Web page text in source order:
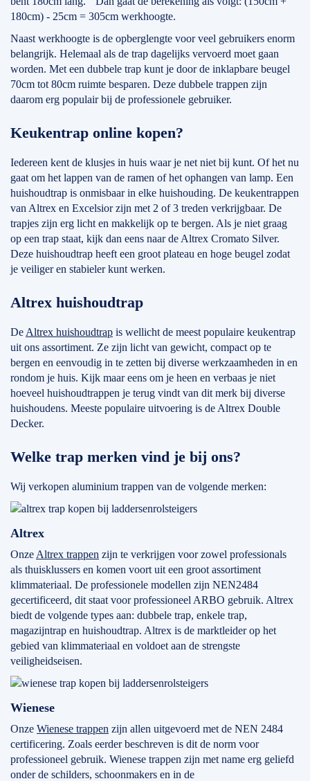
180cm) - 25cm = 305cm werkhoogte.
Naast werkhoogte is de opberglengte voor veel gebruikers enorm
belangrijk. Helemaal als de trap dagelijks vervoerd moet gaan
worden. Met een dubbele trap kunt je door de inklapbare beugel
70cm tot 80cm ruimte besparen. Deze dubbele trappen zijn
daarom erg populair bij de professionele gebruiker.
Keukentrap online kopen?
Iedereen kent de klusjes in huis waar je net niet bij kunt. Of het nu
gaat om het lappen van de ramen of het ophangen van lamp. Een
huishoudtrap is onmisbaar in elke huishouding. De keukentrappen
van Altrex en Excelsior zijn met 2 of 3 treden verkrijgbaar. De
trapjes zijn erg licht en makkelijk op te bergen. Als je niet graag
op een trap staat, kijk dan eens naar de Altrex Cromato Silver.
Deze huishoudtrap heeft een groot plateau en hoge beugel zodat
je veiliger en stabieler kunt werken.
Altrex huishoudtrap
De Altrex huishoudtrap is wellicht de meest populaire keukentrap
uit ons assortiment. Ze zijn licht van gewicht, compact op te
bergen en eenvoudig in te zetten bij diverse werkzaamheden in en
rondom je huis. Kijk maar eens om je heen en verbaas je niet
hoeveel huishoudtrappen je terug vindt van dit merk bij diverse
huishoudens. Meeste populaire uitvoering is de Altrex Double
Decker.
Welke trap merken vind je bij ons?
Wij verkopen aluminium trappen van de volgende merken:
Altrex
Onze Altrex trappen zijn te verkrijgen voor zowel professionals
als thuisklussers en komen voort uit een groot assortiment
klimmateriaal. De professionele modellen zijn NEN2484
gecertificeerd, dit staat voor professioneel ARBO gebruik. Altrex
biedt de volgende types aan: dubbele trap, enkele trap,
magazijntrap en huishoudtrap. Altrex is de marktleider op het
gebied van klimmateriaal en voldoet aan de strengste
veiligheidseisen.
Wienese
Onze Wienese trappen zijn allen uitgevoerd met de NEN 2484
certificering. Zoals eerder beschreven is dit de norm voor
professioneel gebruik. Wienese trappen zijn met name erg geliefd
onder de schilders, schoonmakers en in de